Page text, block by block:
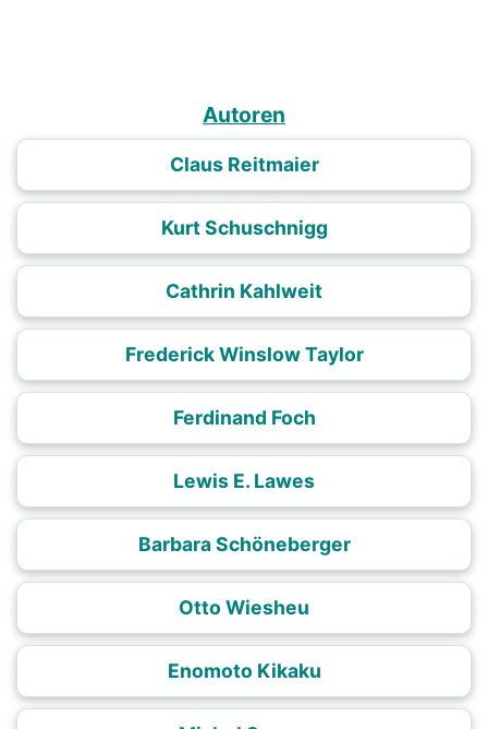
Autoren
Claus Reitmaier
Kurt Schuschnigg
Cathrin Kahlweit
Frederick Winslow Taylor
Ferdinand Foch
Lewis E. Lawes
Barbara Schöneberger
Otto Wiesheu
Enomoto Kikaku